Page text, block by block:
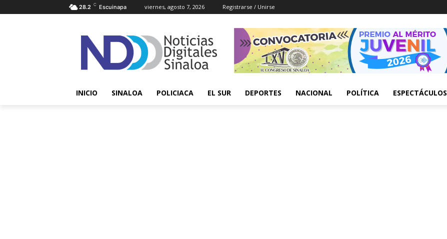
28.2 C Escuinapa viernes, agosto 7, 2026 Registrarse / Unirse
INICIO SINALOA POLICIACA EL SUR DEPORTES NACIONAL POLÍTICA ESPECTÁCULOS